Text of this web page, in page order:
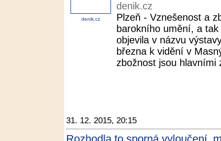
denik.cz
denik.cz
Plzeň - Vznešenost a
barokního umění, a
objevila v názvu
března k vidění v
zbožnost jsou hlavními
31. 12. 2015, 20:15